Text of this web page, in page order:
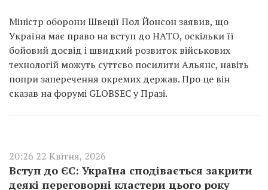
Міністр оборони Швеції Пол Йонсон заявив, що
Україна має право на вступ до НАТО, оскільки її
бойовий досвід і швидкий розвиток військових
технологій можуть суттєво посилити Альянс, навіть
попри заперечення окремих держав. Про це він
сказав на форумі GLOBSEC у Празі.
20:26 22 Квітня, 2026
Вступ до ЄС: Україна сподівається закрити
деякі переговорні кластери цього року